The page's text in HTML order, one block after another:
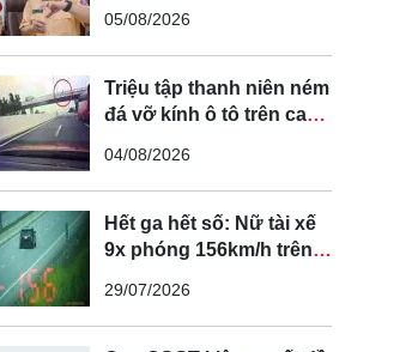
tuyến đường cong, cua,
đèo dốc để tránh tài xế
vượt ẩu
05/08/2026
Triệu tập thanh niên ném
đá vỡ kính ô tô trên cao
04/08/2026
Hết ga hết số: Nữ tài xế
9x phóng 156km/h trên
29/07/2026